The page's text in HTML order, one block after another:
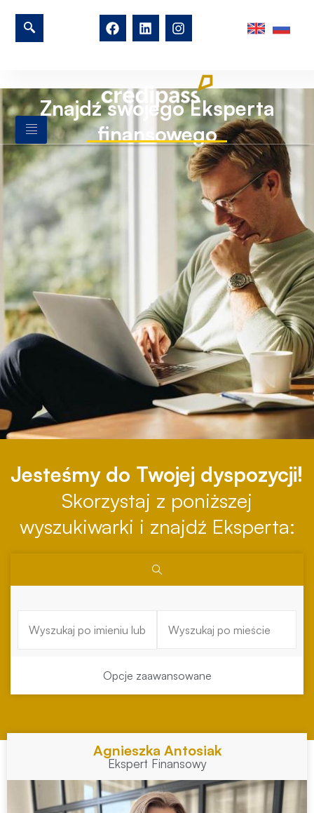
Znajdź swojego Eksperta
finansowego
Jesteśmy do Twojej dyspozycji!
Skorzystaj z poniższej
wyszukiwarki i znajdź Eksperta:
Opcje zaawansowane
Agnieszka Antosiak
Ekspert Finansowy